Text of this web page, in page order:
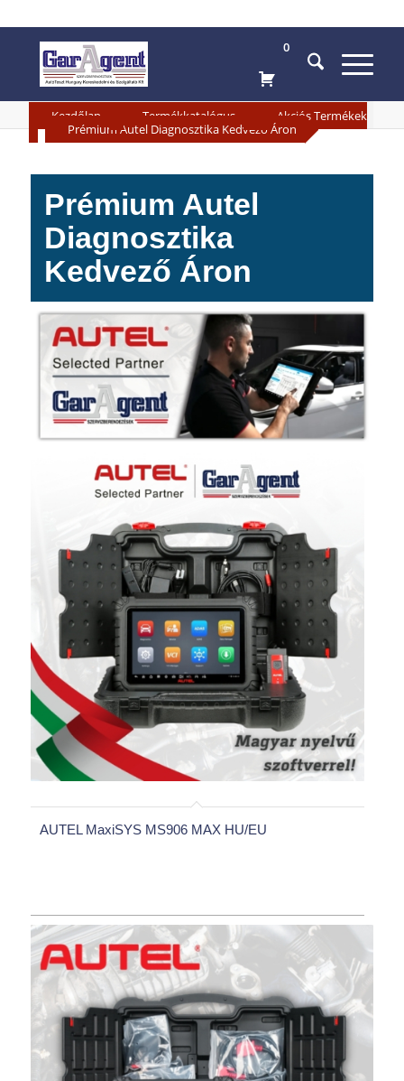
0
Kezdőlap Termékkatalógus Akciós Termékek
Prémium Autel Diagnosztika Kedvező Áron
Prémium Autel
Diagnosztika
Kedvező Áron
AUTEL MaxiSYS MS906 MAX HU/EU